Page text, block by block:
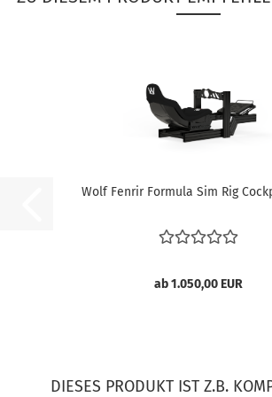
Wolf Fenrir Formula Sim Rig
ab 1.050,00 EUR
DIESES PRODUKT IST Z.B.